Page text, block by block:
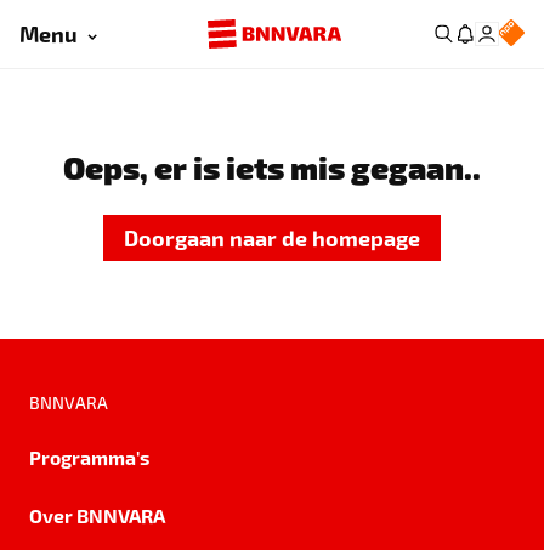
Menu
Oeps, er is iets mis gegaan..
Doorgaan naar de homepage
BNNVARA
Programma's
Over BNNVARA